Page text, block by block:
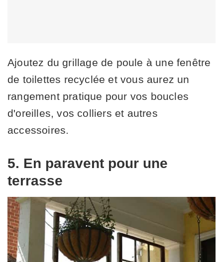
Ajoutez du grillage de poule à une fenêtre
de toilettes recyclée et vous aurez un
rangement pratique pour vos boucles
d'oreilles, vos colliers et autres
accessoires.
5. En paravent pour une
terrasse